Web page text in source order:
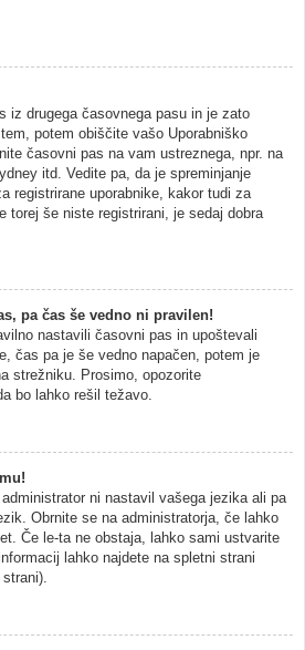
iz drugega časovnega pasu in je zato
potem obiščite vašo Uporabniško
časovni pas na vam ustreznega, npr. na
itd. Vedite pa, da je spreminjanje
registrirane uporabnike, kakor tudi za
torej še niste registrirani, je sedaj dobra
pa čas še vedno ni pravilen!
nastavili časovni pas in upoštevali
čas pa je še vedno napačen, potem je
strežniku. Prosimo, opozorite
bo lahko rešil težavo.
ni nastavil vašega jezika ali pa
Obrnite se na administratorja, če lahko
Če le-ta ne obstaja, lahko sami ustvarite
lahko najdete na spletni strani